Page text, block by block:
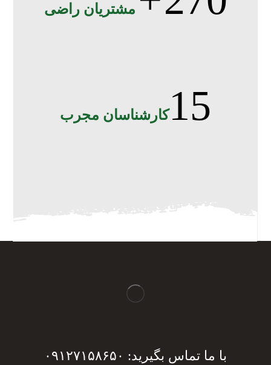
مشتریان راضی
15کارشناسان مجرب
با ما تماس بگیرید: ۰۹۱۲۷۱۵۸۶۵۰